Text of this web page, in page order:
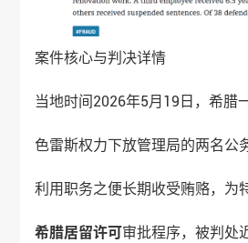
案件核心与判决详情
当地时间2026年5月19日，希腊
色雷斯权力下放管理局的两名公
利用职务之便长期收受贿赂，为
希腊居留许可审批程序，被判处